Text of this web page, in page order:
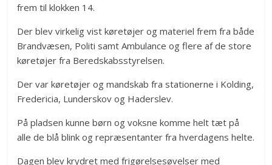
frem til klokken 14.
Der blev virkelig vist køretøjer og materiel frem fra både
Brandvæsen, Politi samt Ambulance og flere af de store
køretøjer fra Beredskabsstyrelsen.
Der var køretøjer og mandskab fra stationerne i Kolding,
Fredericia, Lunderskov og Haderslev.
På pladsen kunne børn og voksne komme helt tæt på
alle de blå blink og repræsentanter fra hverdagens helte.
Dagen blev krydret med frigørelsesøvelser med